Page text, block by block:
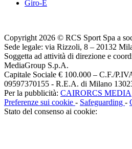
Giro-E
Copyright 2026 © RCS Sport Spa a
Sede legale: via Rizzoli, 8 – 20132
Soggetta ad attività di direzione e
MediaGroup S.p.A.
Capitale Sociale € 100.000 – C.F./
09597370155 - R.E.A. di Milano
Per la pubblicità: CAIRORCS MEDIA
Preferenze sui cookie - Safeguarding -
Stato del consenso ai cookie: